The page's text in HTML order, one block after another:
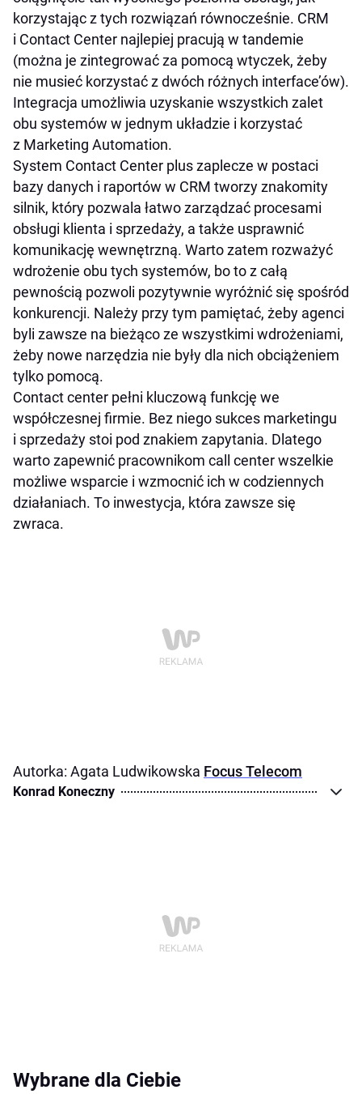
korzystając z tych rozwiązań równocześnie. CRM
i Contact Center najlepiej pracują w tandemie
(można je zintegrować za pomocą wtyczek, żeby
nie musieć korzystać z dwóch różnych interface’ów).
Integracja umożliwia uzyskanie wszystkich zalet
obu systemów w jednym układzie i korzystać
z Marketing Automation.
System Contact Center plus zaplecze w postaci
bazy danych i raportów w CRM tworzy znakomity
silnik, który pozwala łatwo zarządzać procesami
obsługi klienta i sprzedaży, a także usprawnić
komunikację wewnętrzną. Warto zatem rozważyć
wdrożenie obu tych systemów, bo to z całą
pewnością pozwoli pozytywnie wyróżnić się spośród
konkurencji. Należy przy tym pamiętać, żeby agenci
byli zawsze na bieżąco ze wszystkimi wdrożeniami,
żeby nowe narzędzia nie były dla nich obciążeniem
tylko pomocą.
Contact center pełni kluczową funkcję we
współczesnej firmie. Bez niego sukces marketingu
i sprzedaży stoi pod znakiem zapytania. Dlatego
warto zapewnić pracownikom call center wszelkie
możliwe wsparcie i wzmocnić ich w codziennych
działaniach. To inwestycja, która zawsze się
zwraca.
Autorka: Agata Ludwikowska Focus Telecom
Konrad Koneczny
Wybrane dla Ciebie